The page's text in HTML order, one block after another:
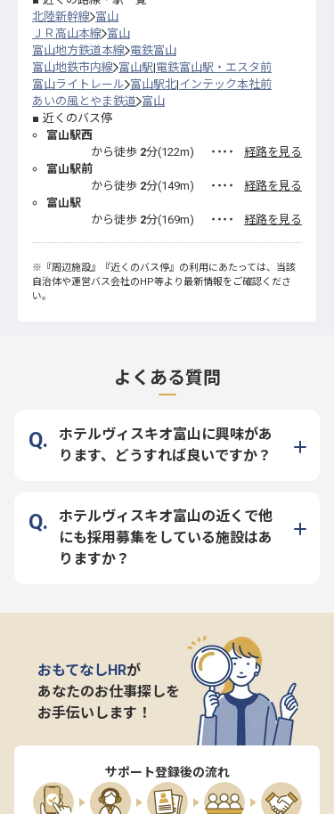
北陸新幹線 富山
ＪＲ高山本線 富山
富山地方鉄道本線 電鉄富山
富山地鉄市内線 富山駅 電鉄富山駅・エスタ前
富山ライトレール 富山駅北 インテック本社前
あいの風とやま鉄道 富山
近くのバス停
富山駅西
から徒歩 2分(122m) ・・・・
経路を見る
富山駅前
から徒歩 2分(149m) ・・・・
経路を見る
富山駅
から徒歩 2分(169m) ・・・・ 経路を見る
※ 『周辺施設』 『近くのバス停』 の利用にあたっては、当該
自治体や運営バス会社のHP等より最新情報をご確認くださ
い。
よくある質問
ホテルヴィスキオ富山に興味があ
ります、どうすれば良いですか？
ホテルヴィスキオ富山の近くで他
にも採用募集をしている施設はあ
りますか？
おもてなしHRが
あなたのお仕事探しを
お手伝いします！
サポート登録後の流れ